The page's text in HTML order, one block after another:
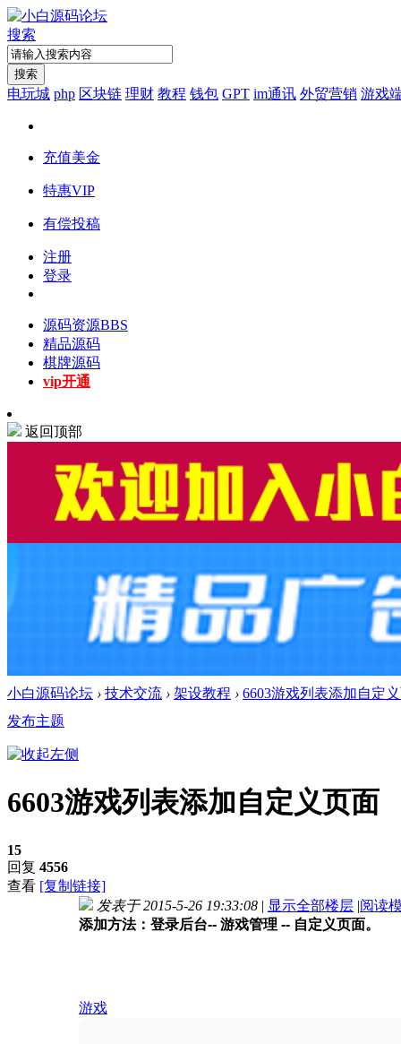
搜索
搜索
电玩城 php 区块链 理财 教程 钱包 GPT im通讯 外贸营销 游戏
充值美金
特惠VIP
有偿投稿
注册
登录
源码资源BBS
精品源码
棋牌源码
vip开通
返回顶部
小白源码论坛 › 技术交流 › 架设教程 › 6603游戏列表添加自定
发布主题
6603游戏列表添加自定义页面
15
回复 4556
查看 [复制链接]
发表于 2015-5-26 19:33:08 | 显示全部楼层 |阅读
添加方法：登录后台-- 游戏管理 -- 自定义页面。
游戏